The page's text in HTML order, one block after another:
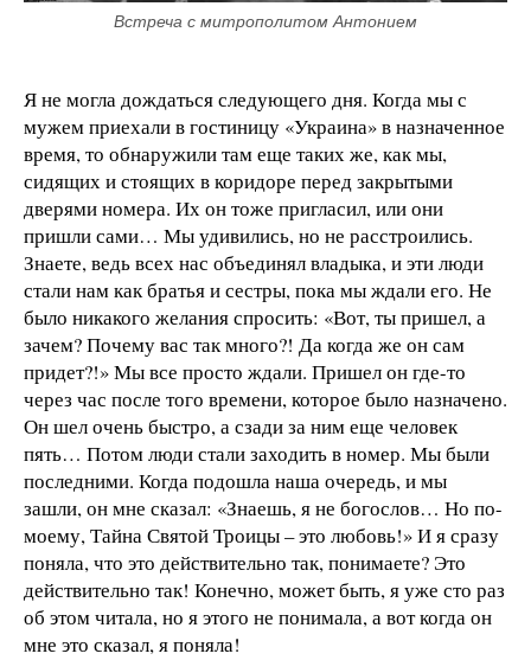
Встреча с митрополитом Антонием
Я не могла дождаться следующего дня. Когда мы с
мужем приехали в гостиницу «Украина» в назначенное
время, то обнаружили там еще таких же, как мы,
сидящих и стоящих в коридоре перед закрытыми
дверями номера. Их он тоже пригласил, или они
пришли сами… Мы удивились, но не расстроились.
Знаете, ведь всех нас объединял владыка, и эти люди
стали нам как братья и сестры, пока мы ждали его. Не
было никакого желания спросить: «Вот, ты пришел, а
зачем? Почему вас так много?! Да когда же он сам
придет?!» Мы все просто ждали. Пришел он где-то
через час после того времени, которое было назначено.
Он шел очень быстро, а сзади за ним еще человек
пять… Потом люди стали заходить в номер. Мы были
последними. Когда подошла наша очередь, и мы
зашли, он мне сказал: «Знаешь, я не богослов… Но по-
моему, Тайна Святой Троицы – это любовь!» И я сразу
поняла, что это действительно так, понимаете? Это
действительно так! Конечно, может быть, я уже сто раз
об этом читала, но я этого не понимала, а вот когда он
мне это сказал, я поняла!